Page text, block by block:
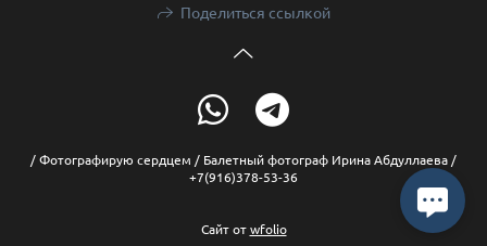
Поделиться ссылкой
/ Фотографирую сердцем / Балетный фотограф Ирина Абдуллаева /
+7(916)378-53-36
Сайт отwfolio